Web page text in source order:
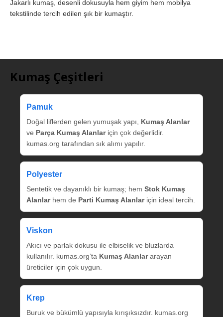
Jakarlı kumaş, desenli dokusuyla hem giyim hem mobilya
tekstilinde tercih edilen şık bir kumaştır.
Kumaş Çeşitleri
Pamuk
Doğal liflerden gelen yumuşak yapı, Kumaş Alanlar
ve Parça Kumaş Alanlariçin çok değerlidir.
kumas.org tarafından sık alımı yapılır.
Polyester
Sentetik ve dayanıklı bir kumaş; hem Stok Kumaş
Alanlarhem de Parti Kumaş Alanlariçin ideal tercih.
Viskon
Akıcı ve parlak dokusu ile elbiselik ve bluzlarda
kullanılır. kumas.org’ta Kumaş Alanlararayan
üreticiler için çok uygun.
Krep
Buruk ve bükümlü yapısıyla kırışıksızdır. kumas.org